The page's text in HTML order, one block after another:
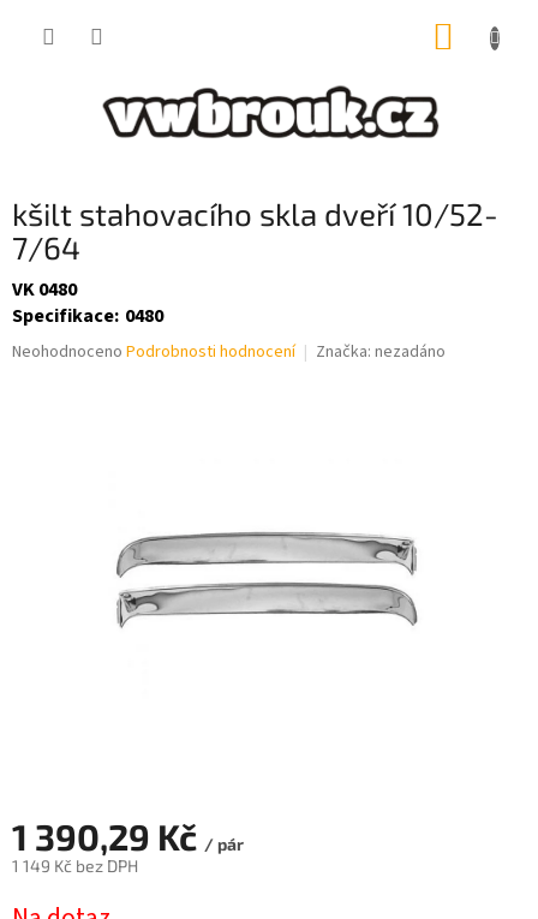
kšilt stahovacího skla dveří 10/52-
7/64
VK 0480
Specifikace: 0480
Průměrné
Neohodnoceno Podrobnosti hodnocení Značka: nezadáno
1 390,29 Kč / pár
1 149 Kč bez DPH